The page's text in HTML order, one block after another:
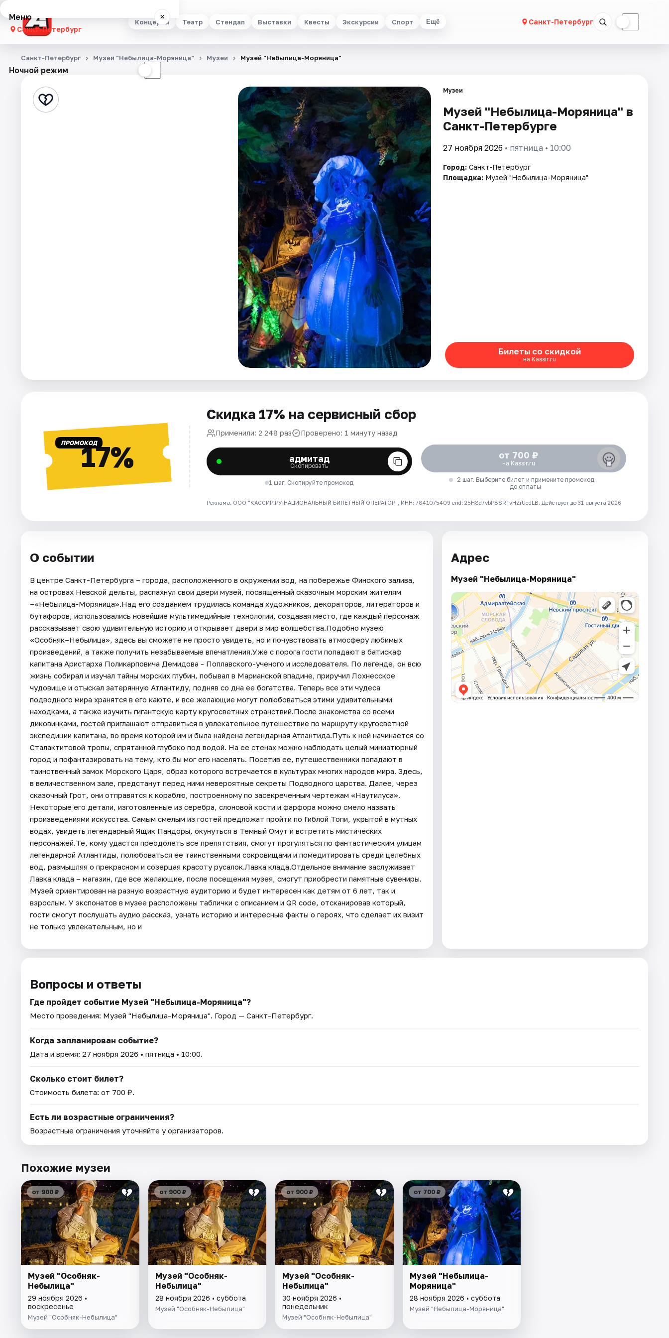
Концерты Театр Стендап Выставки Квесты Экскурсии Спорт Ещё Санкт-Петербург ☾
Меню ×
Санкт-Петербург
Концерты
Стендап
Ночной режим ☾
Санкт-Петербург Музей "Небылица-Моряница" Музеи Музей "Небылица-Моряница"
Музеи
Музей "Небылица-Моряница" в
Санкт-Петербурге
27 ноября 2026 • пятница • 10:00
Город: Санкт-Петербург
Площадка: Музей "Небылица-Моряница"
Билеты со скидкой
на Kassir.ru
ПРОМОКОД17%
Скидка 17% на сервисный сбор
Применили: 2 248 раз Проверено: 1 минуту назад
адмитад
Скопировать
1 шаг. Скопируйте промокод
от 700 ₽
на Kassir.ru
2 шаг. Выберите билет и примените промокод
до оплаты
Реклама. ООО "КАССИР.РУ-НАЦИОНАЛЬНЫЙ БИЛЕТНЫЙ ОПЕРАТОР", ИНН: 7841075409 erid: 25H8d7vbP8SRTvHZrUcdLB. Действует до 31 августа 2026
О событии
В центре Санкт-Петербурга – города, расположенного в окружении вод, на побережье Финского залива,
на островах Невской дельты, распахнул свои двери музей, посвященный сказочным морским жителям
–«Небылица-Моряница».Над его созданием трудилась команда художников, декораторов, литераторов и
бутафоров, использовались новейшие мультимедийные технологии, создавая место, где каждый персонаж
рассказывает свою удивительную историю и открывает двери в мир волшебства.Подобно музею
«Особняк–Небылица», здесь вы сможете не просто увидеть, но и почувствовать атмосферу любимых
произведений, а также получить незабываемые впечатления.Уже с порога гости попадают в батискаф
капитана Аристарха Поликарповича Демидова - Поплавского-ученого и исследователя. По легенде, он всю
жизнь собирал и изучал тайны морских глубин, побывал в Марианской впадине, приручил Лохнесское
чудовище и отыскал затерянную Атлантиду, подняв со дна ее богатства. Теперь все эти чудеса
подводного мира хранятся в его каюте, и все желающие могут полюбоваться этими удивительными
находками, а также изучить гигантскую карту кругосветных странствий.После знакомства со всеми
диковинками, гостей приглашают отправиться в увлекательное путешествие по маршруту кругосветной
экспедиции капитана, во время которой им и была найдена легендарная Атлантида.Путь к ней начинается со
Сталактитовой тропы, спрятанной глубоко под водой. На ее стенах можно наблюдать целый миниатюрный
город и пофантазировать на тему, кто бы мог его населять. Посетив ее, путешественники попадают в
таинственный замок Морского Царя, образ которого встречается в культурах многих народов мира. Здесь,
в величественном зале, предстанут перед ними невероятные секреты Подводного царства. Далее, через
сказочный Грот, они отправятся к кораблю, построенному по засекреченным чертежам «Наутилуса».
Некоторые его детали, изготовленные из серебра, слоновой кости и фарфора можно смело назвать
произведениями искусства. Самым смелым из гостей предложат пройти по Гиблой Топи, укрытой в мутных
водах, увидеть легендарный Ящик Пандоры, окунуться в Темный Омут и встретить мистических
персонажей.Те, кому удастся преодолеть все препятствия, смогут прогуляться по фантастическим улицам
легендарной Атлантиды, полюбоваться ее таинственными сокровищами и помедитировать среди целебных
вод, размышляя о прекрасном и созерцая красоту русалок.Лавка клада.Отдельное внимание заслуживает
Лавка клада – магазин, где все желающие, после посещения музея, смогут приобрести памятные сувениры.
Музей ориентирован на разную возрастную аудиторию и будет интересен как детям от 6 лет, так и
взрослым. У экспонатов в музее расположены таблички с описанием и QR code, отсканировав который,
гости смогут послушать аудио рассказ, узнать историю и интересные факты о героях, что сделает их визит
не только увлекательным, но и
Адрес
Музей "Небылица-Моряница"
Вопросы и ответы
Где пройдет событие Музей "Небылица-Моряница"?
Место проведения: Музей "Небылица-Моряница". Город — Санкт-Петербург.
Когда запланирован событие?
Дата и время: 27 ноября 2026 • пятница • 10:00.
Сколько стоит билет?
Стоимость билета: от 700 ₽.
Есть ли возрастные ограничения?
Возрастные ограничения уточняйте у организаторов.
Похожие музеи
от 900 ₽
Музей "Особняк-
Небылица"
29 ноября 2026 •
воскресенье
Музей "Особняк-Небылица"
от 900 ₽
Музей "Особняк-
Небылица"
28 ноября 2026 • суббота
Музей "Особняк-Небылица"
от 900 ₽
Музей "Особняк-
Небылица"
30 ноября 2026 •
понедельник
Музей "Особняк-Небылица"
от 700 ₽
Музей "Небылица-
Моряница"
28 ноября 2026 • суббота
Музей "Небылица-Моряница"